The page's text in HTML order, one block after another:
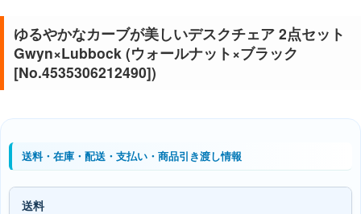
ゆるやかなカーブが美しいデスクチェア 2点セット
Gwyn×Lubbock (ウォールナット×ブラック
[No.4535306212490])
送料・在庫・配送・支払い・商品引き渡し情報
送料